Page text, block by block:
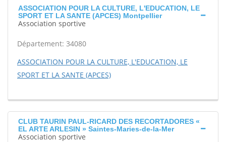
ASSOCIATION POUR LA CULTURE, L'EDUCATION, LE
SPORT ET LA SANTE (APCES) Montpellier
Association sportive
Département: 34080
ASSOCIATION POUR LA CULTURE, L'EDUCATION, LE
SPORT ET LA SANTE (APCES)
CLUB TAURIN PAUL-RICARD DES RECORTADORES «
EL ARTE ARLESIN » Saintes-Maries-de-la-Mer
Association sportive